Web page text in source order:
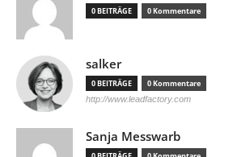
0 BEITRÄGE 0 Kommentare
salker
0 BEITRÄGE 0 Kommentare
http://www.leadfactory.com
Sanja Messwarb